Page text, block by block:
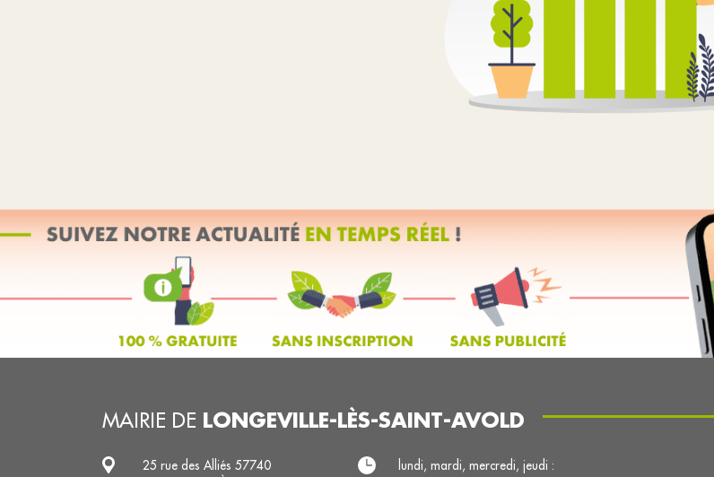
MAIRIE DE LONGEVILLE-LÈS-SAINT-AVOLD
25 rue des Alliés 57740
lundi, mardi, mercredi, jeudi :